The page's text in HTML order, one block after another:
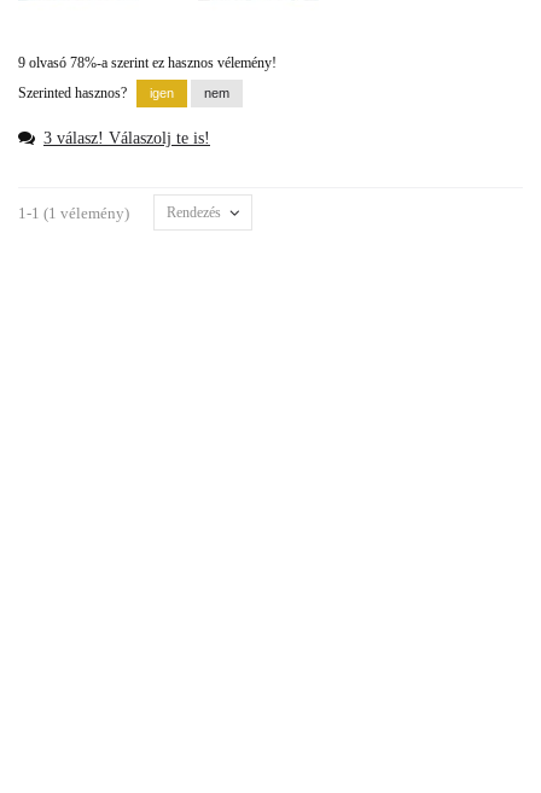
9 olvasó 78%-a szerint ez hasznos vélemény!
Szerinted hasznos?
3 válasz! Válaszolj te is!
1-1 (1 vélemény) Rendezés